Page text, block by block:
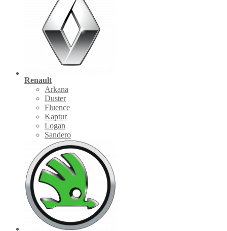
Renault
Arkana
Duster
Fluence
Kaptur
Logan
Sandero